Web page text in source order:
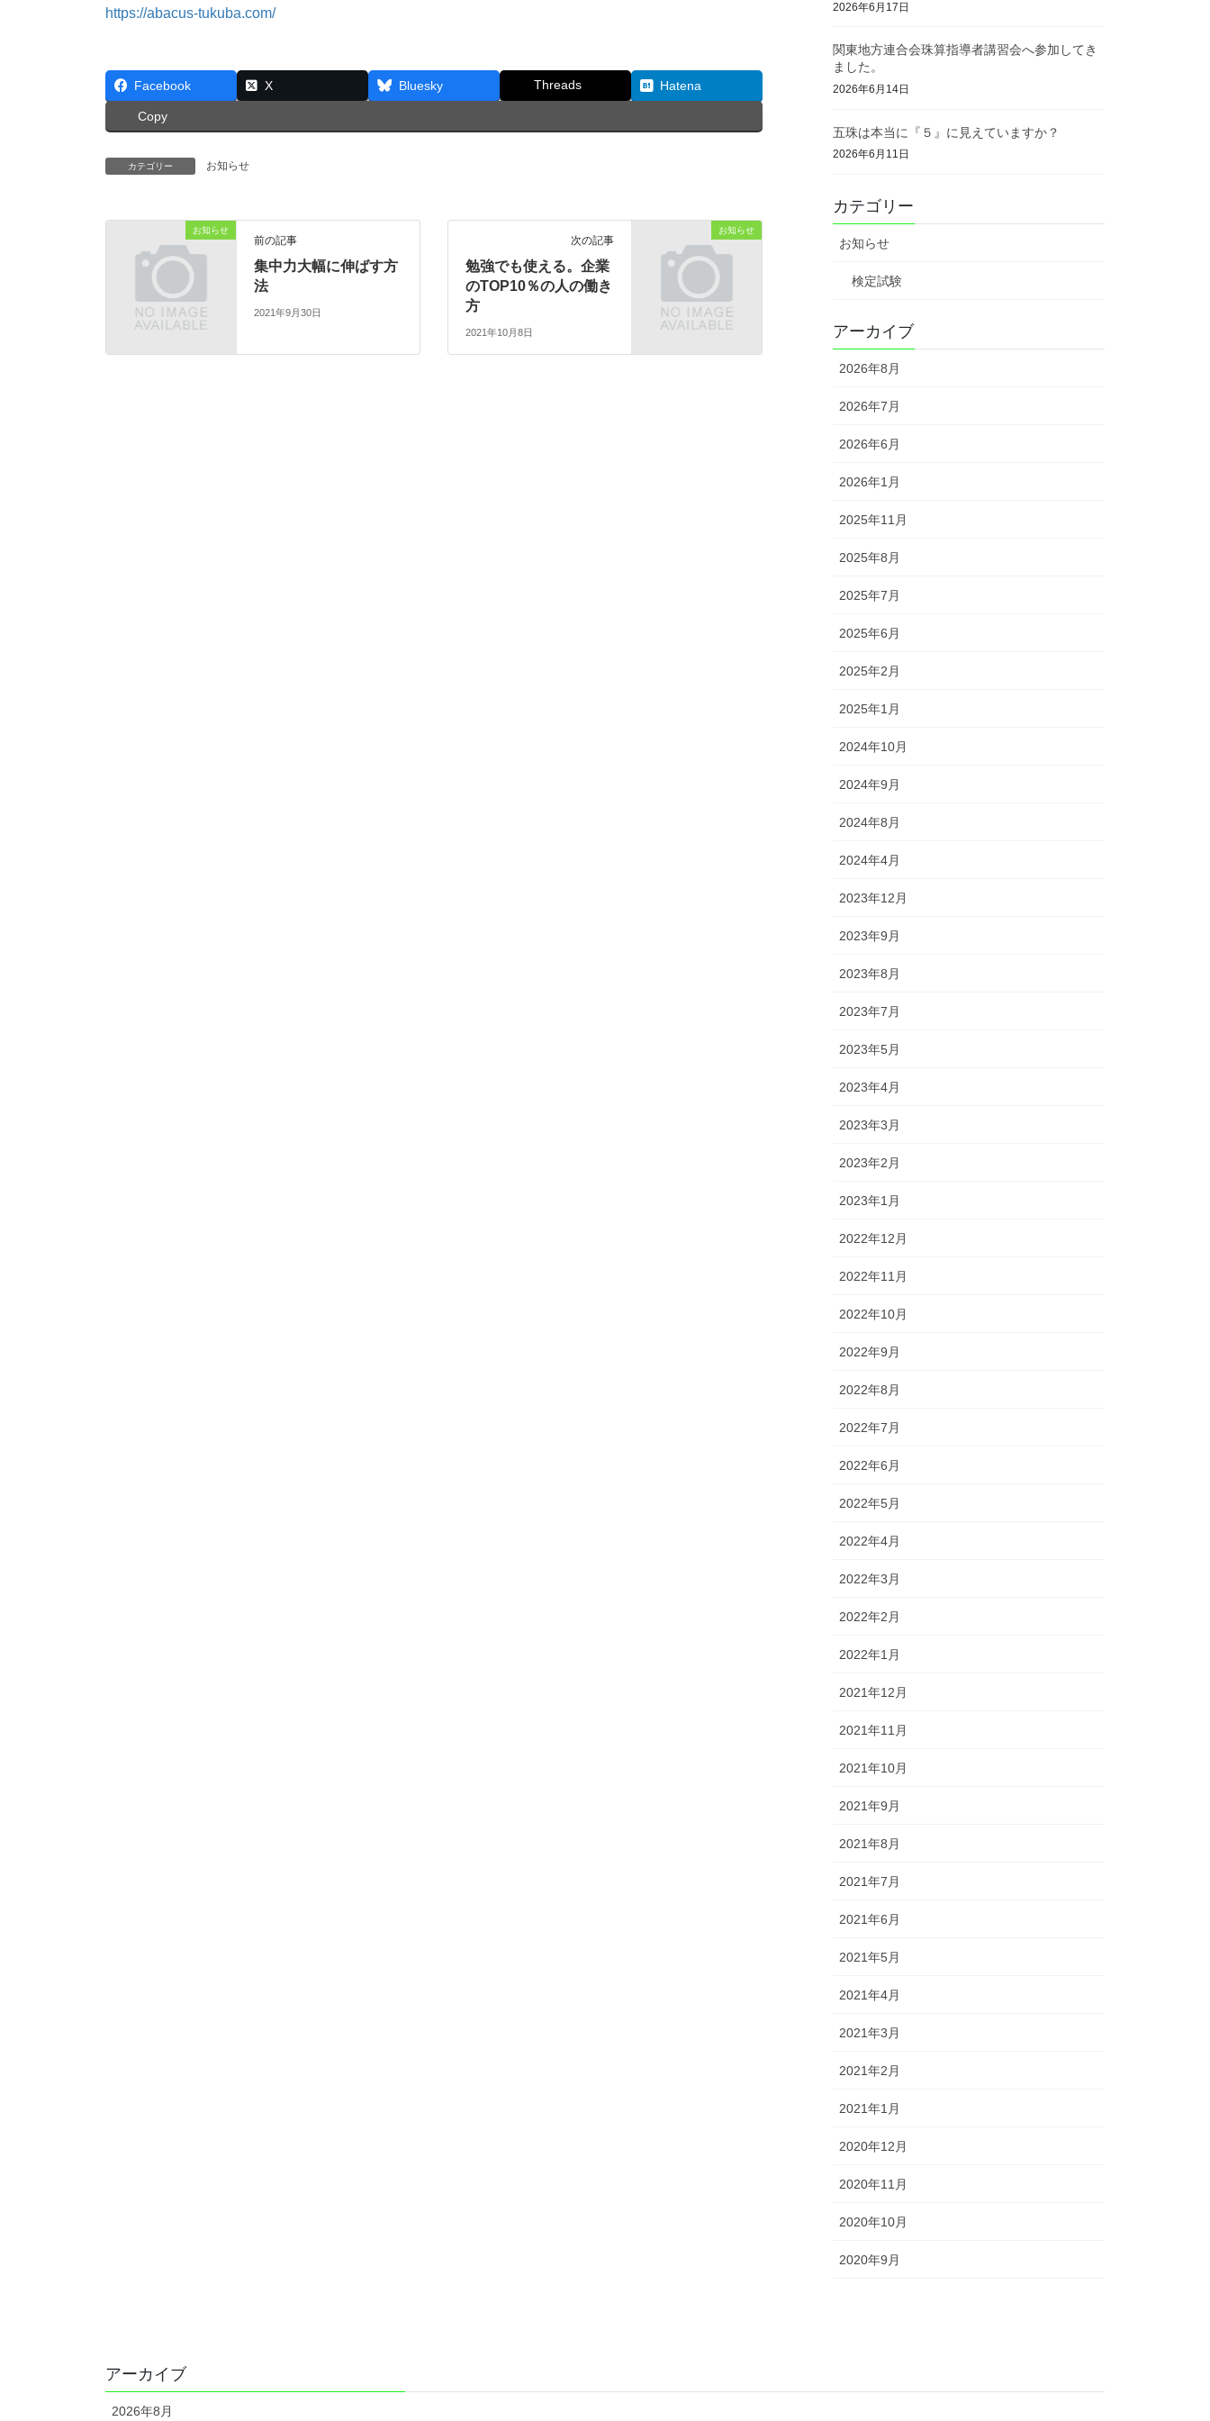
https://abacus-tukuba.com/
Facebook X Bluesky Threads Hatena
Copy
カテゴリー お知らせ
お知らせ
前の記事
集中力大幅に伸ばす方
法
2021年9月30日
お知らせ
次の記事
勉強でも使える。企業
のTOP10％の人の働き
方
2021年10月8日
2026年6月17日
関東地方連合会珠算指導者講習会へ参加してき
ました。
2026年6月14日
五珠は本当に『５』に見えていますか？
2026年6月11日
カテゴリー
お知らせ
検定試験
アーカイブ
2026年8月
2026年7月
2026年6月
2026年1月
2025年11月
2025年8月
2025年7月
2025年6月
2025年2月
2025年1月
2024年10月
2024年9月
2024年8月
2024年4月
2023年12月
2023年9月
2023年8月
2023年7月
2023年5月
2023年4月
2023年3月
2023年2月
2023年1月
2022年12月
2022年11月
2022年10月
2022年9月
2022年8月
2022年7月
2022年6月
2022年5月
2022年4月
2022年3月
2022年2月
2022年1月
2021年12月
2021年11月
2021年10月
2021年9月
2021年8月
2021年7月
2021年6月
2021年5月
2021年4月
2021年3月
2021年2月
2021年1月
2020年12月
2020年11月
2020年10月
2020年9月
アーカイブ
2026年8月